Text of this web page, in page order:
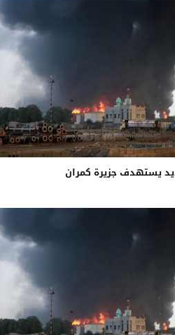
يستهدف جزيرة كمران